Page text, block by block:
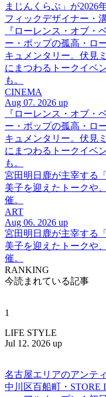
まじんくらぶ」が2026
フィックデザイナー・
『ローレンス・オブ・
ー・ポップの孤高・ロ
キュメンタリー。伏見
にまつわるトークイベ
も。
CINEMA
Aug 07. 2026 up
『ローレンス・オブ・
ー・ポップの孤高・ロ
キュメンタリー。伏見
にまつわるトークイベ
も。
宮田明日鹿が主宰する
美子を迎えたトークや
催。
ART
Aug 06. 2026 up
宮田明日鹿が主宰する
美子を迎えたトークや
催。
RANKING
今読まれている記事
1
LIFE STYLE
Jul 12. 2026 up
名古屋エリアのアンテ
中川区百船町・STORE